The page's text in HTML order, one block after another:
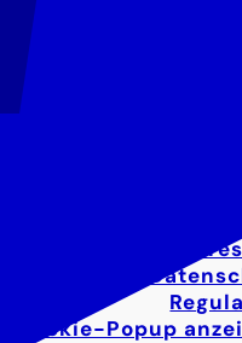
Cookie-Popup